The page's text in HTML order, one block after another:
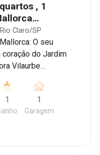
, 1
Claro/SP
O seu
do Jardim
que traduz a
do estilo de
uma das
1 1
Garagem